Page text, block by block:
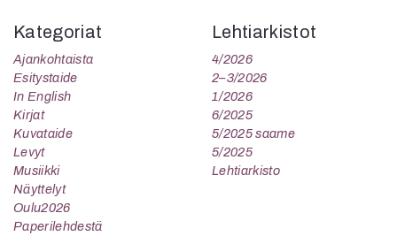
Kategoriat
Ajankohtaista
Esitystaide
In English
Kirjat
Kuvataide
Levyt
Musiikki
Näyttelyt
Oulu2026
Paperilehdestä
Lehtiarkistot
4/2026
2–3/2026
1/2026
6/2025
5/2025 saame
5/2025
Lehtiarkisto